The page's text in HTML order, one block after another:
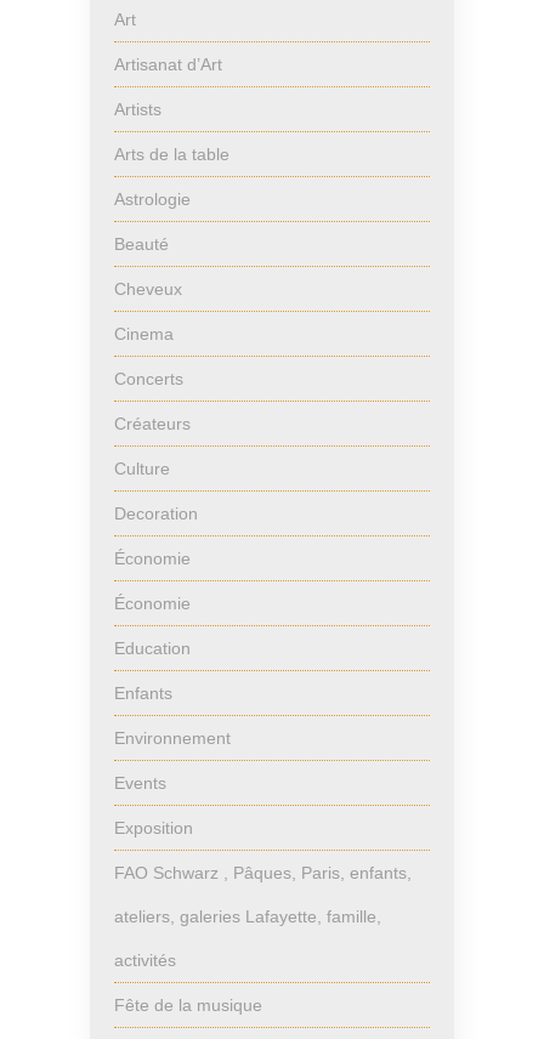
Art
Artisanat d’Art
Artists
Arts de la table
Astrologie
Beauté
Cheveux
Cinema
Concerts
Créateurs
Culture
Decoration
Économie
Économie
Education
Enfants
Environnement
Events
Exposition
FAO Schwarz , Pâques, Paris, enfants,
ateliers, galeries Lafayette, famille,
activités
Fête de la musique